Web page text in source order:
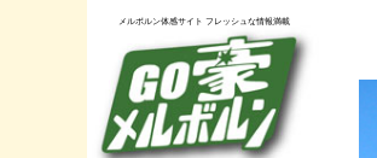
メルボルン体感サイト フレッシュな情報満載